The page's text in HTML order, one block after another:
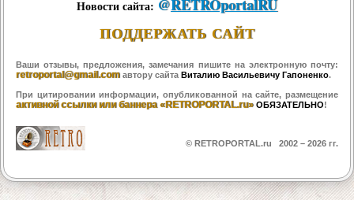
Новости сайта: @RETROportalRU
ПОДДЕРЖАТЬ САЙТ
Ваши отзывы, предложения, замечания пишите на электронную почту:
retroportal@gmail.com автору сайта Виталию Васильевичу Гапоненко.
При цитировании информации, опубликованной на сайте, размещение
активной ссылки или баннера «RETROPORTAL.ru» ОБЯЗАТЕЛЬНО!
© RETROPORTAL.ru 2002 – 2026 гг.